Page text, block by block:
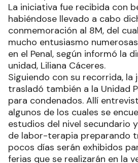
La iniciativa fue recibida con
habiéndose llevado a cabo
conmemoración al 8M, del
mucho entusiasmo
en el Penal, según informó la
unidad, Liliana Cáceres.
Siguiendo con su recorrida, la
trasladó también a la Unidad
para condenados. Allí
algunos de los cuales se
estudios del nivel secundario
de labor-terapia preparando
pocos días serán exhibidos
ferias que se realizarán en la